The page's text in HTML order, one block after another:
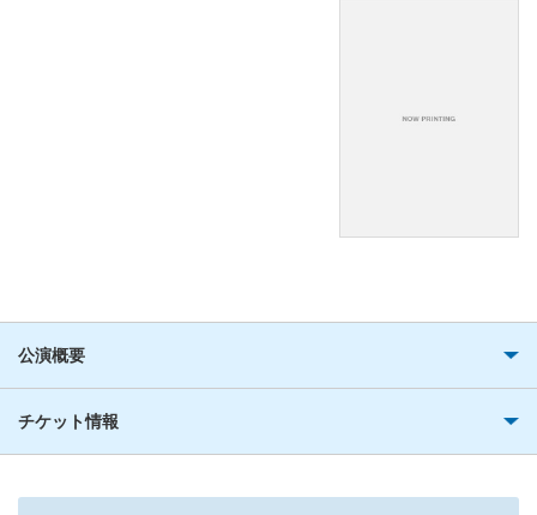
公演概要
チケット情報